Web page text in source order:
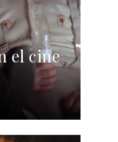
el cine